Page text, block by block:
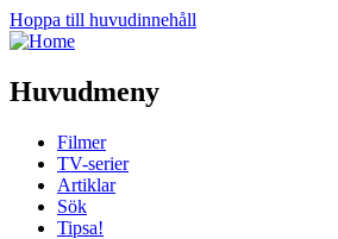
Hoppa till huvudinnehåll
Huvudmeny
Filmer
TV-serier
Artiklar
Sök
Tipsa!